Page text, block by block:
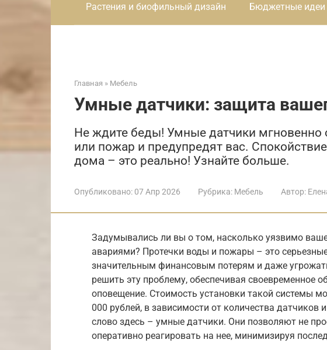
Растения и биофильный дизайн Бюджетные идеи
Главная » Мебель
Умные датчики: защита
Не ждите беды! Умные датчики мгновенно
или пожар и предупредят вас.
дома – это реально! Узнайте больше.
Опубликовано: 07 Апр 2026 Рубрика: Мебель Автор:
Задумывались ли вы о том, насколько уязвимо
авариями? Протечки воды и пожары – это
значительным финансовым потерям и даже
решить эту проблему, обеспечивая своевременное
оповещение. Стоимость установки такой системы
000 рублей, в зависимости от количества
слово здесь – умные датчики. Они позволяют не
оперативно реагировать на нее, минимизируя